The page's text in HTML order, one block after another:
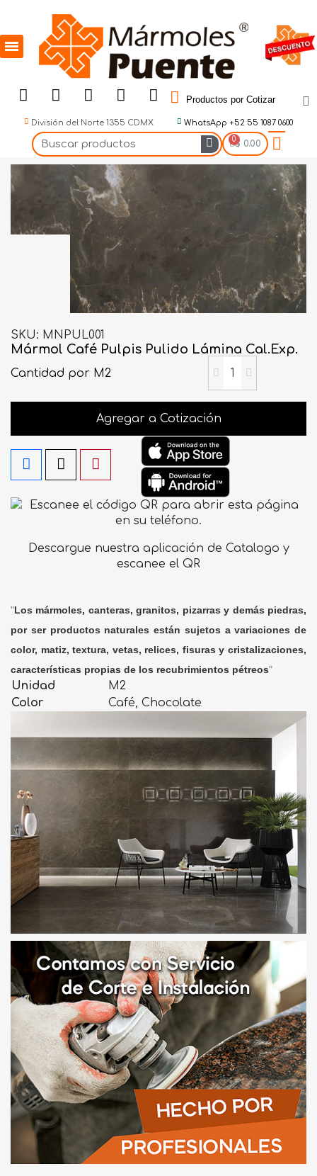
Productos por Cotizar
División del Norte 1355 CDMX WhatsApp +52 55 1087 0600
$ 0.00
SKU MNPUL001
Mármol Café Pulpis Pulido Lámina Cal.Exp.
Cantidad por M2
Agregar a Cotización
Descargue nuestra aplicación de Catalogo y
escanee el QR
"Los mármoles, canteras, granitos, pizarras y demás piedras,
por ser productos naturales están sujetos a variaciones de
color, matiz, textura, vetas, relices, fisuras y cristalizaciones,
características propias de los recubrimientos pétreos"
Unidad
M2
Color
Café, Chocolate